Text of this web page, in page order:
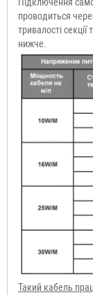
проводиться
тривалості
нижче.
Такий кабель